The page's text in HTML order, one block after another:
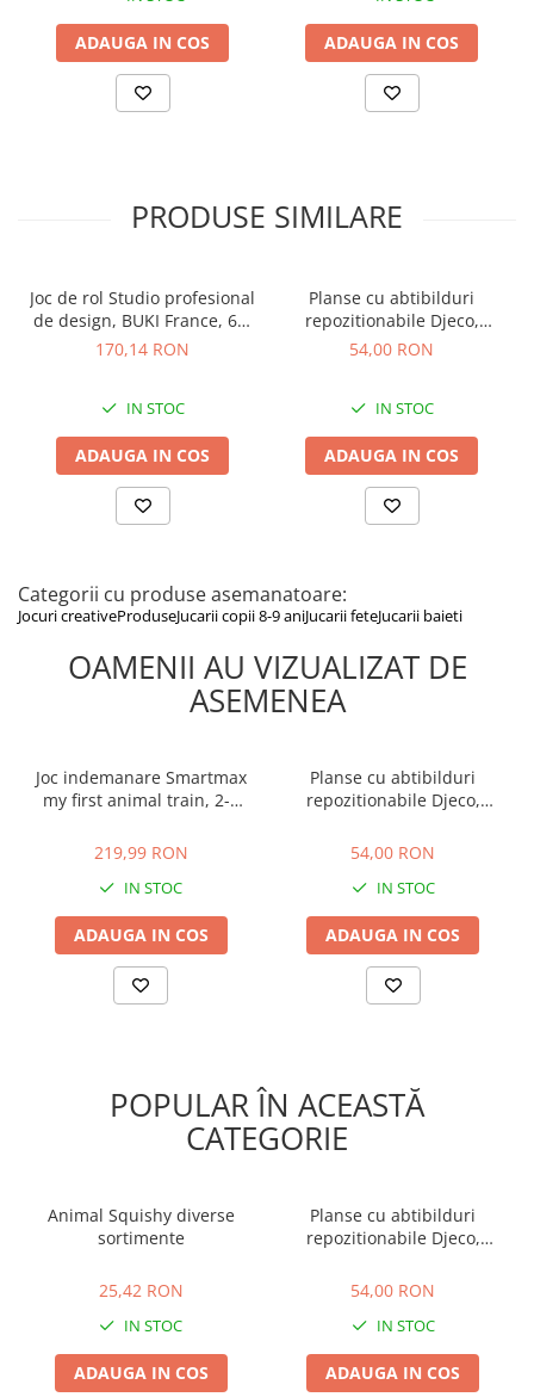
ADAUGA IN COS ADAUGA IN COS
PRODUSE SIMILARE
Joc de rol Studio profesional
de design, BUKI France, 6-7
ani +
170,14 RON
IN STOC
ADAUGA IN COS
Planse cu abtibilduri
repozitionabile Djeco,
Invatam ce facem acasa, 1-2
54,00 RON
IN STOC
ADAUGA IN COS
Categorii cu produse asemanatoare:
Jocuri creativeProduseJucarii copii 8-9 aniJucarii feteJucarii baieti
OAMENII AU VIZUALIZAT DE
ASEMENEA
Joc indemanare Smartmax
my first animal train, 2-3
219,99 RON
IN STOC
ADAUGA IN COS
Planse cu abtibilduri
repozitionabile Djeco,
2 ani +
54,00 RON
IN STOC
ADAUGA IN COS
POPULAR ÎN ACEASTĂ
CATEGORIE
Animal Squishy diverse
sortimente
25,42 RON
IN STOC
ADAUGA IN COS
Planse cu abtibilduri
repozitionabile Djeco,
2 ani +
54,00 RON
IN STOC
ADAUGA IN COS